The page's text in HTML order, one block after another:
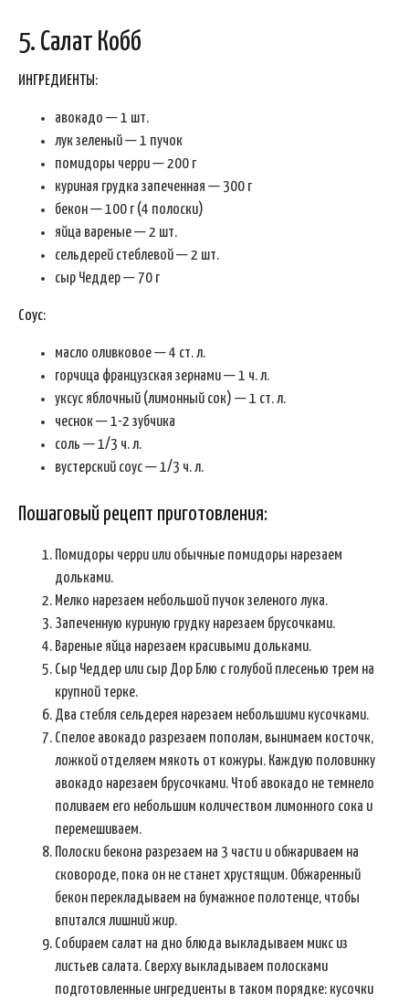
5. Салат Кобб
ИНГРЕДИЕНТЫ:
авокадо — 1 шт.
лук зеленый — 1 пучок
помидоры черри — 200 г
куриная грудка запеченная — 300 г
бекон — 100 г (4 полоски)
яйца вареные — 2 шт.
сельдерей стеблевой — 2 шт.
сыр Чеддер — 70 г
Соус:
масло оливковое — 4 ст. л.
горчица французская зернами — 1 ч. л.
уксус яблочный (лимонный сок) — 1 ст. л.
чеснок — 1-2 зубчика
соль — 1/3 ч. л.
вустерский соус — 1/3 ч. л.
Пошаговый рецепт приготовления:
Помидоры черри или обычные помидоры нарезаем
дольками.
Мелко нарезаем небольшой пучок зеленого лука.
Запеченную куриную грудку нарезаем брусочками.
Вареные яйца нарезаем красивыми дольками.
Сыр Чеддер или сыр Дор Блю с голубой плесенью трем на
крупной терке.
Два стебля сельдерея нарезаем небольшими кусочками.
Спелое авокадо разрезаем пополам, вынимаем косточк,
ложкой отделяем мякоть от кожуры. Каждую половинку
авокадо нарезаем брусочками. Чтоб авокадо не темнело
поливаем его небольшим количеством лимонного сока и
перемешиваем.
Полоски бекона разрезаем на 3 части и обжариваем на
сковороде, пока он не станет хрустящим. Обжаренный
бекон перекладываем на бумажное полотенце, чтобы
впитался лишний жир.
Собираем салат на дно блюда выкладываем микс из
листьев салата. Сверху выкладываем полосками
подготовленные ингредиенты в таком порядке: кусочки